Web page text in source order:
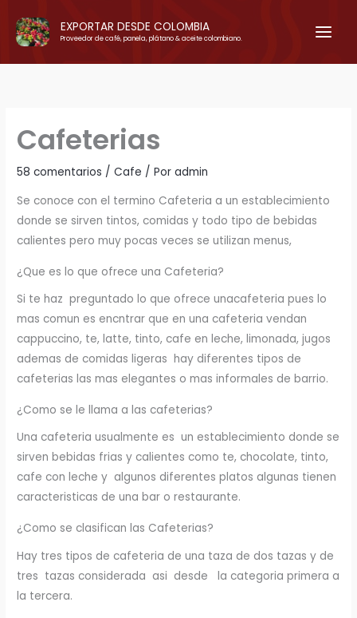
contenido
EXPORTAR DESDE COLOMBIA
Proveedor de café, panela, plátano & aceite colombiano.
Cafeterias
58 comentarios /Cafe / Poradmin
Se conoce con el termino Cafeteria a un establecimiento
donde se sirven tintos, comidas y todo tipo de bebidas
calientes pero muy pocas veces se utilizan menus,
¿Que es lo que ofrece una Cafeteria?
Si te haz preguntado lo que ofrece unacafeteria pues lo
mas comun es encntrar que en una cafeteria vendan
cappuccino, te, latte, tinto, cafe en leche, limonada, jugos
ademas de comidas ligeras hay diferentes tipos de
cafeterias las mas elegantes o mas informales de barrio.
¿Como se le llama a las cafeterias?
Una cafeteria usualmente es un establecimiento donde se
sirven bebidas frias y calientes como te, chocolate, tinto,
cafe con leche y algunos diferentes platos algunas tienen
caracteristicas de una bar o restaurante.
¿Como se clasifican las Cafeterias?
Hay tres tipos de cafeteria de una taza de dos tazas y de
tres tazas considerada asi desde la categoria primera a
la tercera.